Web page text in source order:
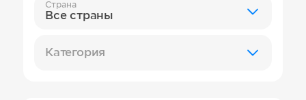
Страна
Все страны
Категория